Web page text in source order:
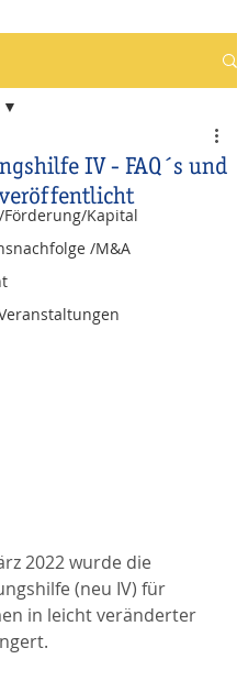
Kapital
/M&A
IV - FAQ´s und
2022 wurde die
(neu IV) für
in leicht veränderter